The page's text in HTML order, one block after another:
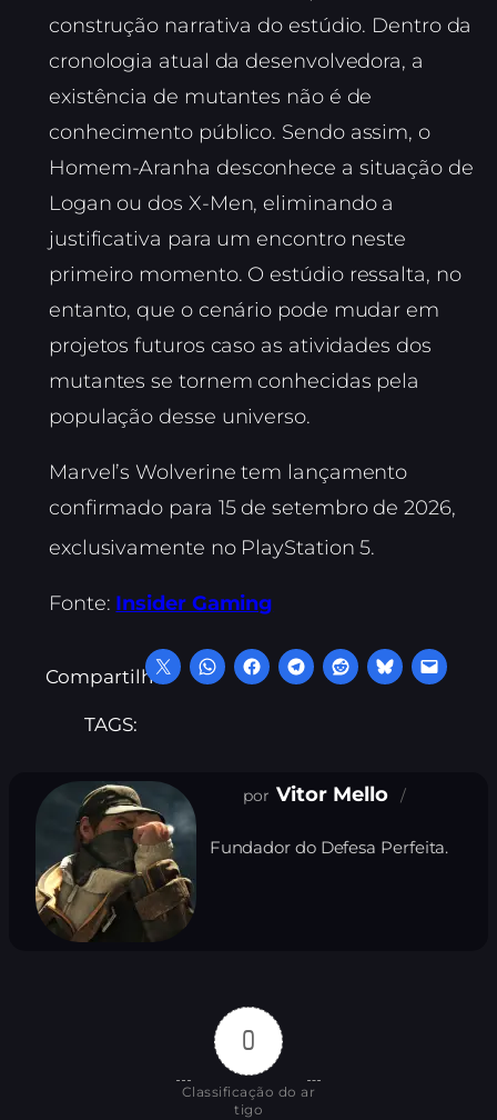
construção narrativa do estúdio. Dentro da
cronologia atual da desenvolvedora, a
existência de mutantes não é de
conhecimento público. Sendo assim, o
Homem-Aranha desconhece a situação de
Logan ou dos X-Men, eliminando a
justificativa para um encontro neste
primeiro momento. O estúdio ressalta, no
entanto, que o cenário pode mudar em
projetos futuros caso as atividades dos
mutantes se tornem conhecidas pela
população desse universo.
Marvel’s Wolverine tem lançamento
confirmado para 15 de setembro de 2026,
exclusivamente no PlayStation 5.
Fonte: Insider Gaming
Compartilhe:
TAGS:
Vitor Mello
Fundador do Defesa Perfeita.
0
Classificação do ar
tigo